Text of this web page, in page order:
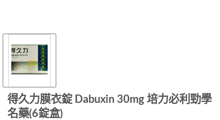
得久力膜衣錠 Dabuxin 30mg 培力必利勁學
名藥(6錠盒)